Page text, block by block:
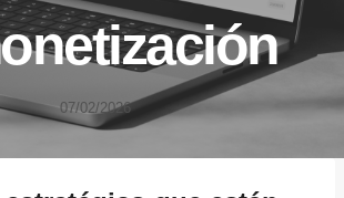
07/02/2026